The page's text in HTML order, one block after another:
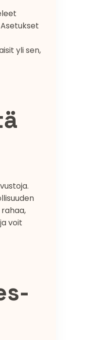
yli sen,
voit